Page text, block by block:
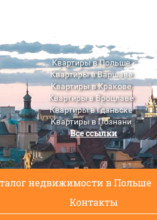
Квартиры в Польше
Квартиры в Варшаве
Квартиры в Кракове
Квартиры в Вроцлаве
Квартиры в Гданьске
Квартиры в Познани
Квартиры в Люблине
Все ссылки
недвижимости в Польше
Контакты